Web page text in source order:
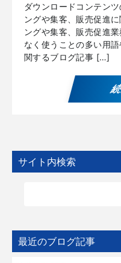
ダウンロードコンテン
ングや集客、販売促進
ングや集客、販売促進
なく使うことの多い用
関するブログ記事 […]
サイト内検索
最近のブログ記事